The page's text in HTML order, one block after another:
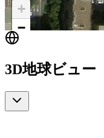
+
−
3D地球ビュー